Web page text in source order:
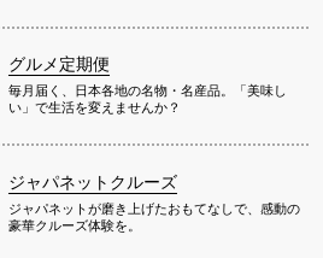
グルメ定期便
毎月届く、日本各地の名物・名産品。「美味し
い」で生活を変えませんか？
ジャパネットクルーズ
ジャパネットが磨き上げたおもてなしで、感動の
豪華クルーズ体験を。